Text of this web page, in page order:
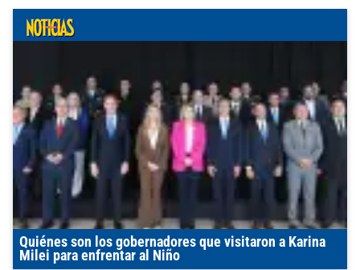
Quiénes son los gobernadores que visitaron a Karina
Milei para enfrentar al Niño